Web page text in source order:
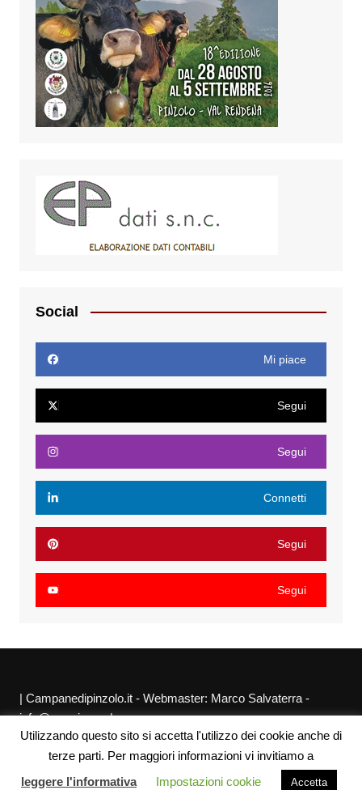
Social
Mi piace
Segui
Segui
Connetti
Segui
Segui
| Campanedipinzolo.it - Webmaster: Marco Salvaterra -
info@agraria.org |
Chi siamo Privacy Policy Sitemap Link utili
Utilizzando questo sito si accetta l'utilizzo dei cookie anche di
terze parti. Per maggiori informazioni vi invitiamo a
leggere l'informativa
Impostazioni cookie Accetta